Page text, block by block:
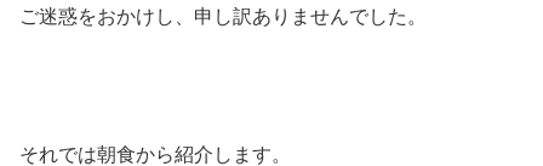
ご迷惑をおかけし、申し訳ありませんでした。
それでは朝食から紹介します。